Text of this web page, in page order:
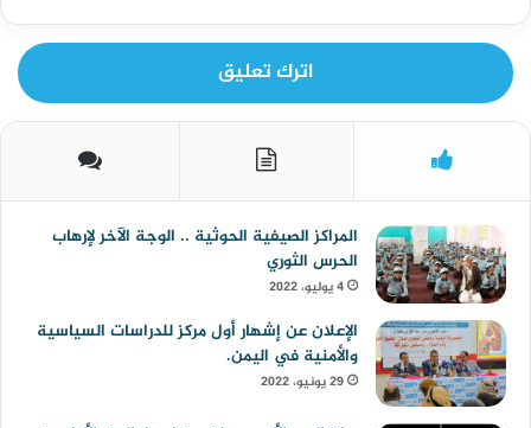
اترك تعليق
المراكز الصيفية الحوثية .. الوجة الآخر لإرهاب
الحرس الثوري
4 يوليو، 2022
الإعلان عن إشهار أول مركز للدراسات السياسية
والأمنية في اليمن.
29 يونيو، 2022